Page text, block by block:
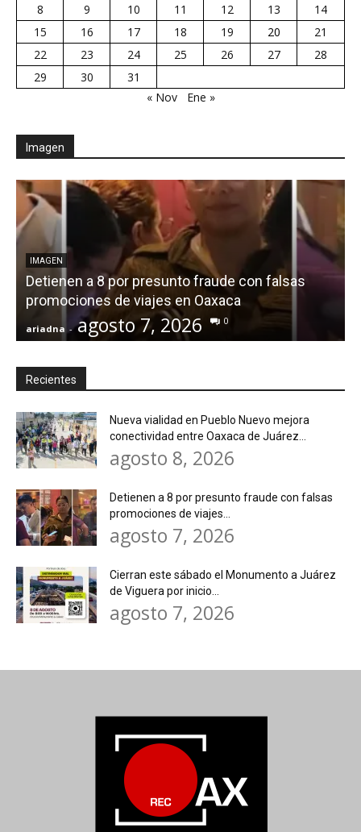
8
9 10 11 12 13
14
15
16 17 18 19 20
21
22
23 24 25 26 27
28
29
30
31
« Nov
Ene »
Imagen
IMAGEN
Detienen a 8 por presunto fraude con falsas
promociones de viajes en Oaxaca
ariadna - agosto 7, 2026 0
Recientes
Nueva vialidad en Pueblo Nuevo mejora
conectividad entre Oaxaca de Juárez...
agosto 8, 2026
Detienen a 8 por presunto fraude con falsas
promociones de viajes...
agosto 7, 2026
Cierran este sábado el Monumento a Juárez
de Viguera por inicio...
agosto 7, 2026